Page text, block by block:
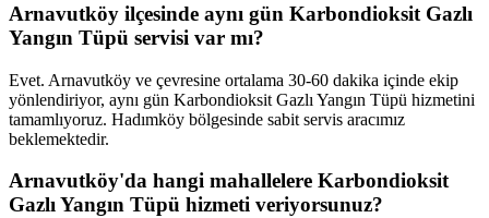
Arnavutköy ilçesinde aynı gün Karbondioksit Gazlı
Yangın Tüpü servisi var mı?
Evet. Arnavutköy ve çevresine ortalama 30-60 dakika içinde ekip
yönlendiriyor, aynı gün Karbondioksit Gazlı Yangın Tüpü hizmetini
tamamlıyoruz. Hadımköy bölgesinde sabit servis aracımız
beklemektedir.
Arnavutköy'da hangi mahallelere Karbondioksit
Gazlı Yangın Tüpü hizmeti veriyorsunuz?